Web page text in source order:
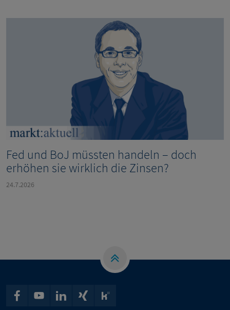
Fed und BoJ müssten handeln – doch
erhöhen sie wirklich die Zinsen?
24.7.2026